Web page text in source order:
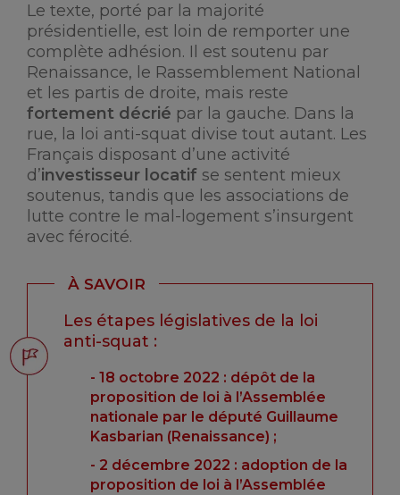
Le texte, porté par la majorité
présidentielle, est loin de remporter une
complète adhésion. Il est soutenu par
Renaissance, le Rassemblement National
et les partis de droite, mais reste
fortement décrié par la gauche. Dans la
rue, la loi anti-squat divise tout autant. Les
Français disposant d’une activité
d’investisseur locatif se sentent mieux
soutenus, tandis que les associations de
lutte contre le mal-logement s’insurgent
avec férocité.
À SAVOIR
Les étapes législatives de la loi
anti-squat :
18 octobre 2022 : dépôt de la
proposition de loi à l’Assemblée
nationale par le député Guillaume
Kasbarian (Renaissance) ;
2 décembre 2022 : adoption de la
proposition de loi à l’Assemblée